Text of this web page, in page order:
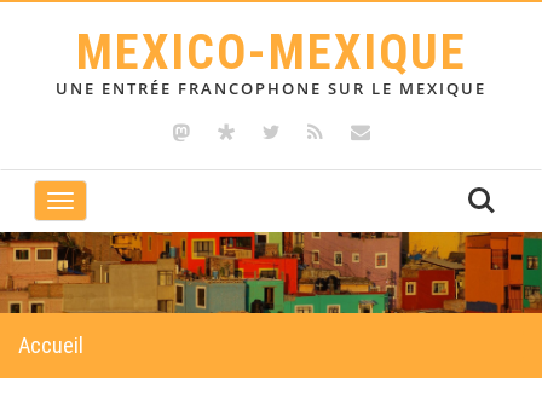
MEXICO-MEXIQUE
UNE ENTRÉE FRANCOPHONE SUR LE MEXIQUE
Toggle
navigation
Accueil